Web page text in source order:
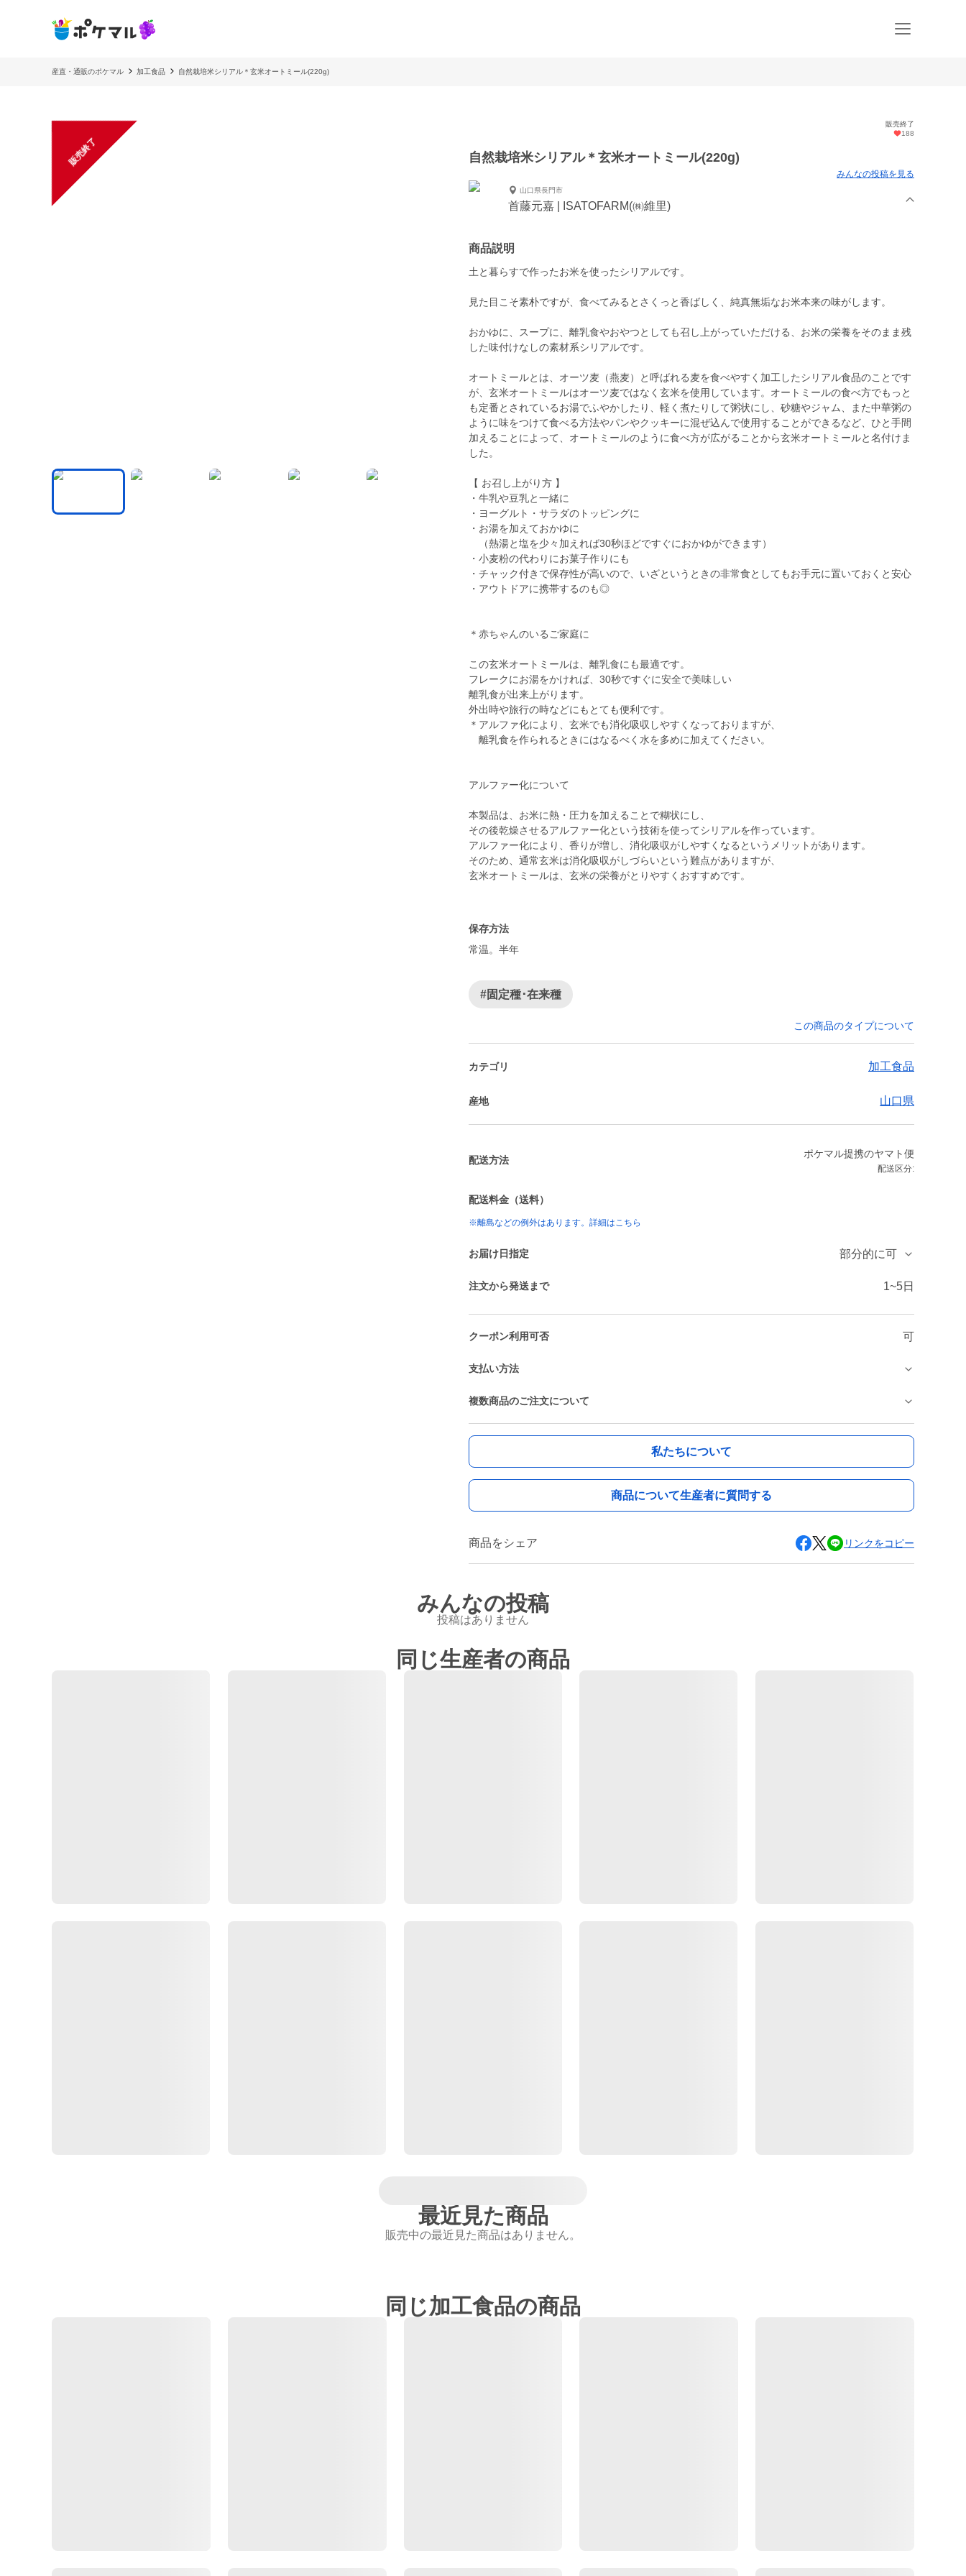
産直・通販のポケマル 加工食品 自然栽培米シリアル＊玄米オートミール(220g)
販売終了
販売終了
188
自然栽培米シリアル＊玄米オートミール(220g)
みんなの投稿を見る
山口県長門市
首藤元嘉 | ISATOFARM(㈱維里)
商品説明
土と暮らすで作ったお米を使ったシリアルです。
見た目こそ素朴ですが、食べてみるとさくっと香ばしく、純真無垢なお米本来の味がします。
おかゆに、スープに、離乳食やおやつとしても召し上がっていただける、お米の栄養をそのまま残
した味付けなしの素材系シリアルです。
オートミールとは、オーツ麦（燕麦）と呼ばれる麦を食べやすく加工したシリアル食品のことです
が、玄米オートミールはオーツ麦ではなく玄米を使用しています。オートミールの食べ方でもっと
も定番とされているお湯でふやかしたり、軽く煮たりして粥状にし、砂糖やジャム、また中華粥の
ように味をつけて食べる方法やパンやクッキーに混ぜ込んで使用することができるなど、ひと手間
加えることによって、オートミールのように食べ方が広がることから玄米オートミールと名付けま
した。
【 お召し上がり方 】
・牛乳や豆乳と一緒に
・ヨーグルト・サラダのトッピングに
・お湯を加えておかゆに
（熱湯と塩を少々加えれば30秒ほどですぐにおかゆができます）
・小麦粉の代わりにお菓子作りにも
・チャック付きで保存性が高いので、いざというときの非常食としてもお手元に置いておくと安心
・アウトドアに携帯するのも◎
＊赤ちゃんのいるご家庭に
この玄米オートミールは、離乳食にも最適です。
フレークにお湯をかければ、30秒ですぐに安全で美味しい
離乳食が出来上がります。
外出時や旅行の時などにもとても便利です。
＊アルファ化により、玄米でも消化吸収しやすくなっておりますが、
離乳食を作られるときにはなるべく水を多めに加えてください。
アルファー化について
本製品は、お米に熱・圧力を加えることで糊状にし、
その後乾燥させるアルファー化という技術を使ってシリアルを作っています。
アルファー化により、香りが増し、消化吸収がしやすくなるというメリットがあります。
そのため、通常玄米は消化吸収がしづらいという難点がありますが、
玄米オートミールは、玄米の栄養がとりやすくおすすめです。
保存方法
常温。半年
#固定種･在来種
この商品のタイプについて
カテゴリ 加工食品
産地 山口県
配送方法
ポケマル提携のヤマト便
配送区分:
配送料金（送料）
※離島などの例外はあります。詳細はこちら
お届け日指定 部分的に可
注文から発送まで 1~5日
クーポン利用可否 可
支払い方法
複数商品のご注文について
私たちについて
商品について生産者に質問する
商品をシェア リンクをコピー
みんなの投稿
投稿はありません
同じ生産者の商品
最近見た商品
販売中の最近見た商品はありません。
同じ加工食品の商品